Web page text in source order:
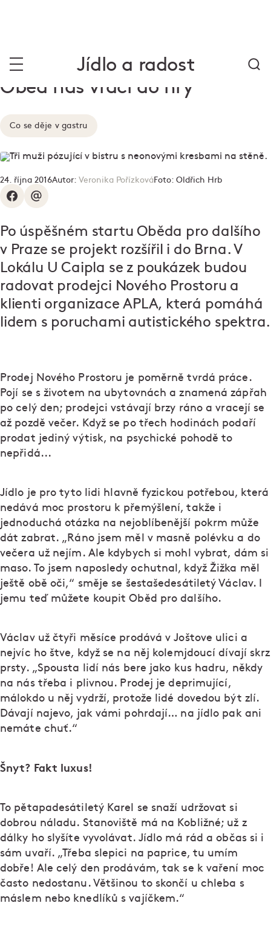
Jídlo a radost
Oběd nás vrací do hry
Co se děje v gastru
24. října 2016Autor: Veronika PořízkováFoto: Oldřich Hrb
Po úspěšném startu Oběda pro dalšího
v Praze se projekt rozšířil i do Brna. V
Lokálu U Caipla se z poukázek budou
radovat prodejci Nového Prostoru a
klienti organizace APLA, která pomáhá
lidem s poruchami autistického spektra.
Prodej Nového Prostoru je poměrně tvrdá práce.
Pojí se s životem na ubytovnách a znamená zápřah
po celý den; prodejci vstávají brzy ráno a vracejí se
až pozdě večer. Když se po třech hodinách podaří
prodat jediný výtisk, na psychické pohodě to
nepřidá...
Jídlo je pro tyto lidi hlavně fyzickou potřebou, která
nedává moc prostoru k přemýšlení, takže i
jednoduchá otázka na nejoblíbenější pokrm může
dát zabrat. „Ráno jsem měl v masně polévku a do
večera už nejím. Ale kdybych si mohl vybrat, dám si
maso. To jsem naposledy ochutnal, když Žižka měl
ještě obě oči,“ směje se šestašedesátiletý Václav. I
jemu teď můžete koupit Oběd pro dalšího.
Václav už čtyři měsíce prodává v Joštove ulici a
nejvíc ho štve, když se na něj kolemjdoucí dívají skrz
prsty. „Spousta lidí nás bere jako kus hadru, někdy
na nás třeba i plivnou. Prodej je deprimující,
málokdo u něj vydrží, protože lidé dovedou být zlí.
Dávají najevo, jak vámi pohrdají… na jídlo pak ani
nemáte chuť.“
Šnyt? Fakt luxus!
To pětapadesátiletý Karel se snaží udržovat si
dobrou náladu. Stanoviště má na Kobližné; už z
dálky ho slyšíte vyvolávat. Jídlo má rád a občas si i
sám uvaří. „Třeba slepici na paprice, tu umím
dobře! Ale celý den prodávám, tak se k vaření moc
často nedostanu. Většinou to skončí u chleba s
máslem nebo knedlíků s vajíčkem.“